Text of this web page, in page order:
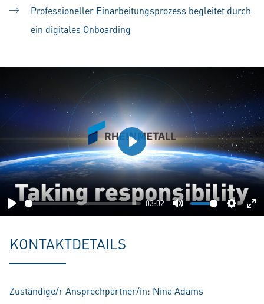
Professioneller Einarbeitungsprozess begleitet durch
ein digitales Onboarding
Play
03:02
Mute
Play
KONTAKTDETAILS
Zuständige/r Ansprechpartner/in: Nina Adams